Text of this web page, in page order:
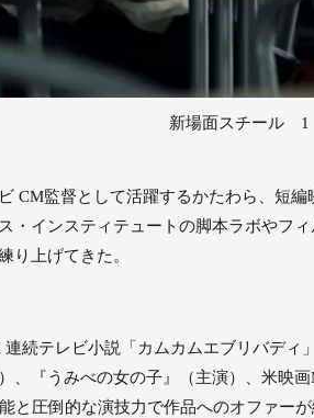
新場面スチール 1
CM監督として活躍するかたわら、短
・インスティテュートの脚本ラボやフ
り上げてきた。
続テレビ⼩説「カムカムエブリバディ
、『うみべの⼥の⼦』（主演）、⽶映
圧倒的な演技⼒で作品へのオファーが